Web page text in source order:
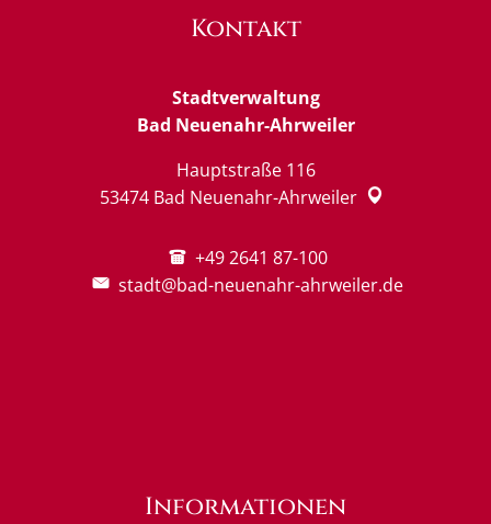
Kontakt
Stadtverwaltung
Bad Neuenahr-Ahrweiler
Hauptstraße 116
53474 Bad Neuenahr-Ahrweiler
+49 2641 87-100
stadt@bad-neuenahr-ahrweiler.de
Informationen